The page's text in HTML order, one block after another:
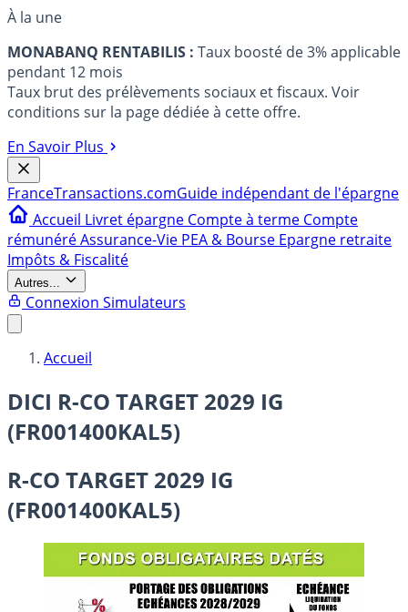
À la une
MONABANQ RENTABILIS : Taux boosté de 3% applicable
pendant 12 mois
Taux brut des prélèvements sociaux et fiscaux. Voir
conditions sur la page dédiée à cette offre.
En Savoir Plus
FranceTransactions.comGuide indépendant de l'épargne
Accueil Livret épargne Compte à terme Compte
rémunéréAssurance-Vie PEA & Bourse Epargne retraite
Impôts & Fiscalité
Autres...
Connexion Simulateurs
Accueil
DICI R-CO TARGET 2029 IG
(FR001400KAL5)
R-CO TARGET 2029 IG
(FR001400KAL5)